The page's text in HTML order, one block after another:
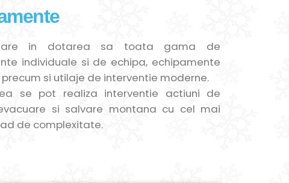
are in dotarea sa toata gama de
individuale si de echipa, echipamente
si utilaje de interventie moderne.
se pot realiza interventie actiuni de
si salvare montana cu cel mai
de complexitate.